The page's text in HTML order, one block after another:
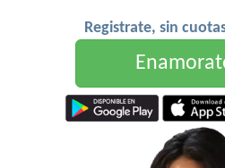
Registrate, sin